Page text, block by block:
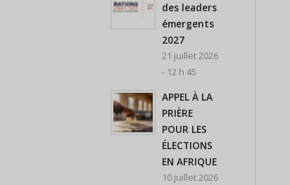
des leaders
émergents
2027
21 juillet 2026
- 12 h 45
APPEL À LA
PRIÈRE
POUR LES
ÉLECTIONS
EN AFRIQUE
10 juillet 2026